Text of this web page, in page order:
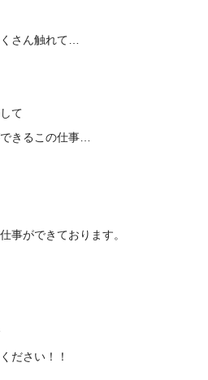
さん触れて…
て
きるこの仕事…
事ができております。
ださい！！